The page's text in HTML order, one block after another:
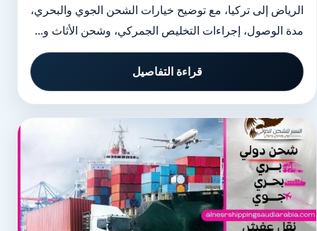
الرياض إلى تركيا، مع توضيح خيارات الشحن الجوي والبحري،
مدة الوصول، إجراءات التخليص الجمركي، وشحن الأثاث و...
قراءة التفاصيل